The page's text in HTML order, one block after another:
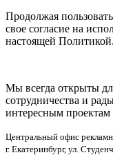
Продолжая
свое согласие на
настоящей Политикой.
Мы всегда открыты
сотрудничества и
интересным проектам
Центральный офис
г. Екатеринбург, ул.